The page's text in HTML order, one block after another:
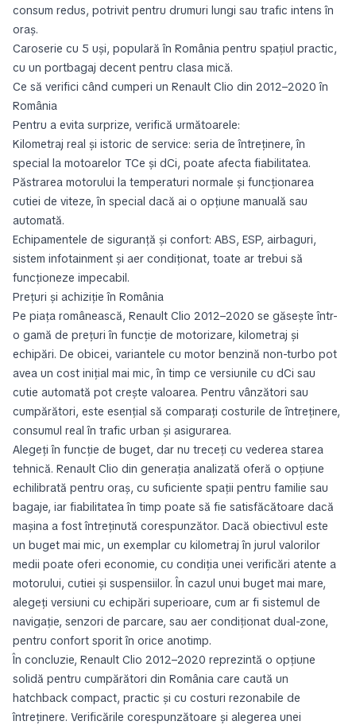
consum redus, potrivit pentru drumuri lungi sau trafic intens în
oraș.
Caroserie cu 5 uși, populară în România pentru spațiul practic,
cu un portbagaj decent pentru clasa mică.
Ce să verifici când cumperi un Renault Clio din 2012–2020 în
România
Pentru a evita surprize, verifică următoarele:
Kilometraj real și istoric de service: seria de întreținere, în
special la motoarelor TCe și dCi, poate afecta fiabilitatea.
Păstrarea motorului la temperaturi normale și funcționarea
cutiei de viteze, în special dacă ai o opțiune manuală sau
automată.
Echipamentele de siguranță și confort: ABS, ESP, airbaguri,
sistem infotainment și aer condiționat, toate ar trebui să
funcționeze impecabil.
Prețuri și achiziție în România
Pe piața românească, Renault Clio 2012–2020 se găsește într-
o gamă de prețuri în funcție de motorizare, kilometraj și
echipări. De obicei, variantele cu motor benzină non-turbo pot
avea un cost inițial mai mic, în timp ce versiunile cu dCi sau
cutie automată pot crește valoarea. Pentru vânzători sau
cumpărători, este esențial să comparați costurile de întreținere,
consumul real în trafic urban și asigurarea.
Alegeți în funcție de buget, dar nu treceți cu vederea starea
tehnică. Renault Clio din generația analizată oferă o opțiune
echilibrată pentru oraș, cu suficiente spații pentru familie sau
bagaje, iar fiabilitatea în timp poate să fie satisfăcătoare dacă
mașina a fost întreținută corespunzător. Dacă obiectivul este
un buget mai mic, un exemplar cu kilometraj în jurul valorilor
medii poate oferi economie, cu condiția unei verificări atente a
motorului, cutiei și suspensiilor. În cazul unui buget mai mare,
alegeți versiuni cu echipări superioare, cum ar fi sistemul de
navigație, senzori de parcare, sau aer condiționat dual-zone,
pentru confort sporit în orice anotimp.
În concluzie, Renault Clio 2012–2020 reprezintă o opțiune
solidă pentru cumpărători din România care caută un
hatchback compact, practic și cu costuri rezonabile de
întreținere. Verificările corespunzătoare și alegerea unei